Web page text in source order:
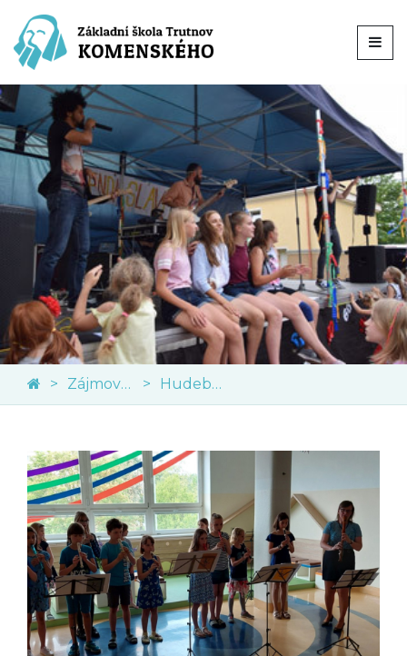
Zájmové kroužky Hudební